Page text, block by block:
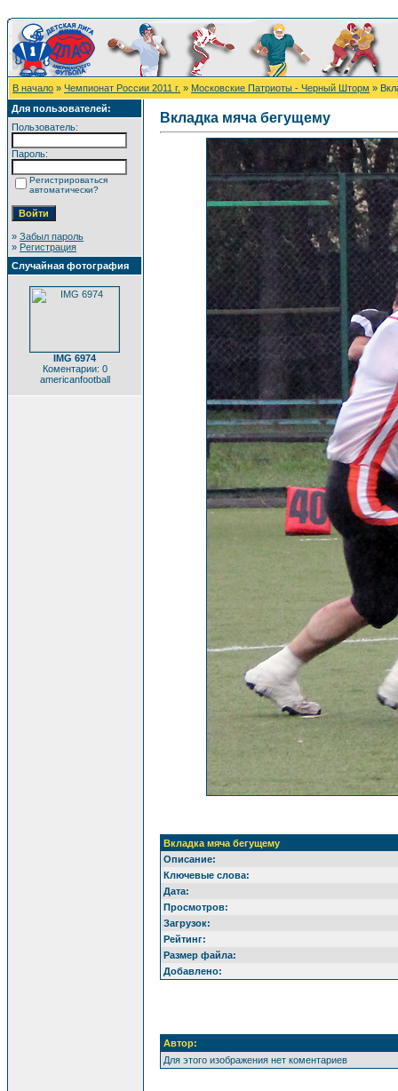
В начало » Чемпионат России 2011 г. » Московские Патриоты - Черный Шторм »
Для пользователей:
Пользователь:
Пароль:
Регистрироваться
автоматически?
» Забыл пароль
» Регистрация
Случайная фотография
IMG 6974
Коментарии: 0
americanfootball
Вкладка мяча бегущему
Вкладка мяча бегущему
Описание:
Ключевые слова:
Дата:
Просмотров:
Загрузок:
Рейтинг:
Размер файла:
Добавлено:
Автор:
Для этого изображения нет коментариев